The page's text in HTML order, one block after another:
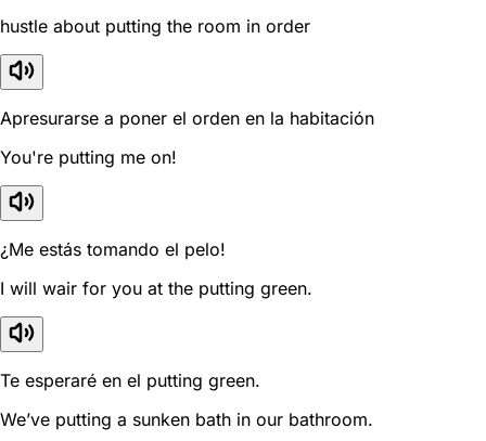
hustle about putting the room in order
Apresurarse a poner el orden en la habitación
You're putting me on!
¿Me estás tomando el pelo!
I will wair for you at the putting green.
Te esperaré en el putting green.
We’ve putting a sunken bath in our bathroom.